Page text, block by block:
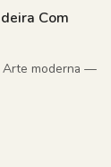
Com
Arte moderna —